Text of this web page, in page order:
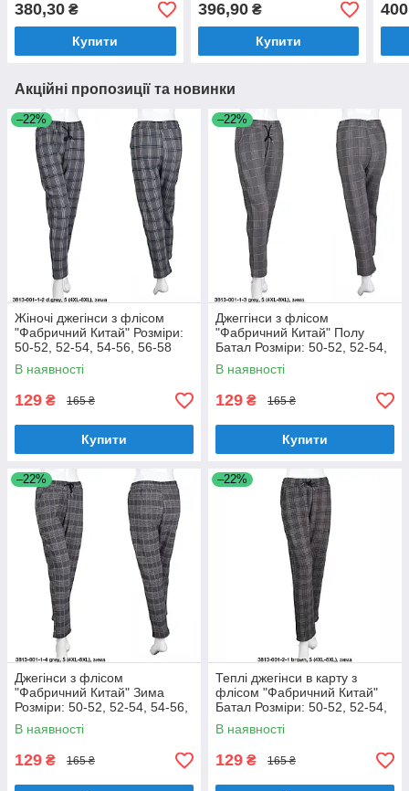
380,30 ₴
Купити
396,90₴
Купити
Акційні пропозиції та новинки
–22%
Жіночі джегінси з флісом
"Фабричний Китай" Розміри:
50-52, 52-54, 54-56, 56-58
(18128-1)
В наявності
129 ₴ 165 ₴
Купити
–22%
Джеггінси з флісом
"Фабричний Китай" Полу
Батал Розміри: 50-52, 52-54,
54-56, 56-58 (18128-2)
В наявності
129 ₴ 165 ₴
Купити
–22%
Джегінси з флісом
"Фабричний Китай" Зима
Розміри: 50-52, 52-54, 54-56,
56-58 (18128-3)
В наявності
129 ₴ 165 ₴
–22%
Теплі джегінси в карту з
флісом "Фабричний Китай"
Батал Розміри: 50-52, 52-54,
54-56, 56-58 (18128-4)
В наявності
129 ₴ 165 ₴